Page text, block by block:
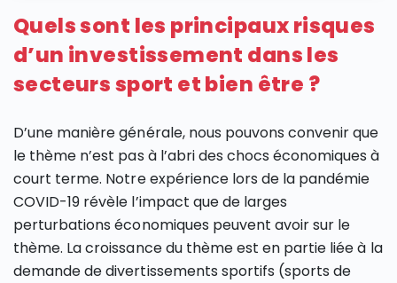
Quels sont les principaux risques
d’un investissement dans les
secteurs sport et bien être ?
D’une manière générale, nous pouvons convenir que
le thème n’est pas à l’abri des chocs économiques à
court terme. Notre expérience lors de la pandémie
COVID-19 révèle l’impact que de larges
perturbations économiques peuvent avoir sur le
thème. La croissance du thème est en partie liée à la
demande de divertissements sportifs (sports de